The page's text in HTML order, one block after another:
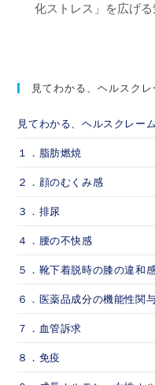
化ストレス」を広げ
見てわかる、ヘルスク
見てわかる、ヘルスクレー
１．脂肪燃焼
２．顔のむくみ感
３．排尿
４．腰の不快感
５．靴下着脱時の膝の違和
６．医薬品成分の機能性関
７．血管訴求
８．免疫